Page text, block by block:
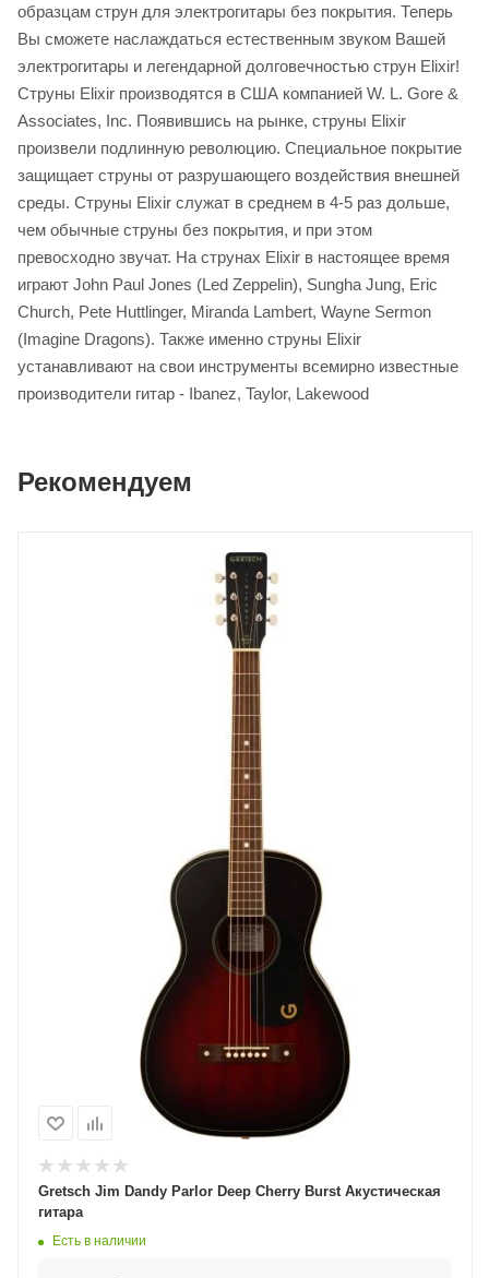
образцам струн для электрогитары без покрытия. Теперь
Вы сможете наслаждаться естественным звуком Вашей
электрогитары и легендарной долговечностью струн Elixir!
Струны Elixir производятся в США компанией W. L. Gore &
Associates, Inc. Появившись на рынке, струны Elixir
произвели подлинную революцию. Специальное покрытие
защищает струны от разрушающего воздействия внешней
среды. Струны Elixir служат в среднем в 4-5 раз дольше,
чем обычные струны без покрытия, и при этом
превосходно звучат. На струнах Elixir в настоящее время
играют John Paul Jones (Led Zeppelin), Sungha Jung, Eric
Church, Pete Huttlinger, Miranda Lambert, Wayne Sermon
(Imagine Dragons). Также именно струны Elixir
устанавливают на свои инструменты всемирно известные
производители гитар - Ibanez, Taylor, Lakewood
Рекомендуем
Gretsch Jim Dandy Parlor Deep Cherry Burst Акустическая
гитара
Есть в наличии